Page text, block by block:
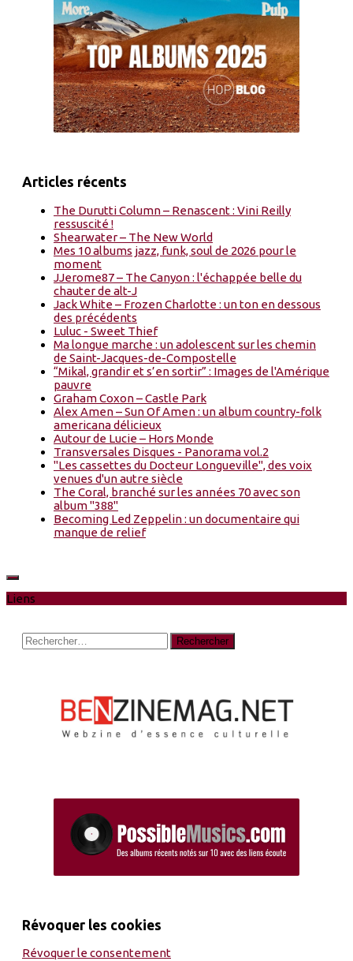
Articles récents
The Durutti Column – Renascent : Vini Reilly
ressuscité !
Shearwater – The New World
Mes 10 albums jazz, funk, soul de 2026 pour le
moment
JJerome87 – The Canyon : l'échappée belle du
chauter de alt-J
Jack White – Frozen Charlotte : un ton en dessous
des précédents
Luluc - Sweet Thief
Ma longue marche : un adolescent sur les chemin
de Saint-Jacques-de-Compostelle
“Mikal, grandir et s’en sortir” : Images de l'Amérique
pauvre
Graham Coxon – Castle Park
Alex Amen – Sun Of Amen : un album country-folk
americana délicieux
Autour de Lucie – Hors Monde
Transversales Disques - Panorama vol.2
"Les cassettes du Docteur Longueville", des voix
venues d'un autre siècle
The Coral, branché sur les années 70 avec son
album "388"
Becoming Led Zeppelin : un documentaire qui
manque de relief
Liens
Rechercher :
Révoquer les cookies
Révoquer le consentement